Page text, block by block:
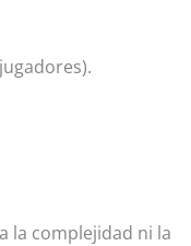
la complejidad ni la